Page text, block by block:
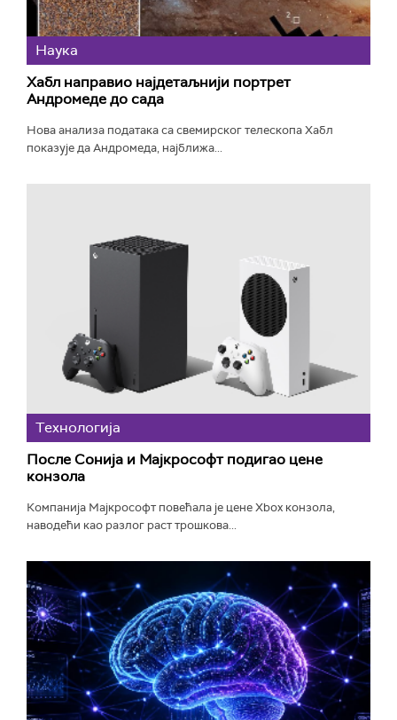
Наука
Хабл направио најдетаљнији портрет
Андромеде до сада
Нова анализа података са свемирског телескопа Хабл
показује да Андромеда, најближа...
Технологијa
После Сонија и Мајкрософт подигао цене
конзола
Компанија Мајкрософт повећала је цене Xbox конзола,
наводећи као разлог раст трошкова...